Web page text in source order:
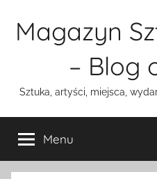
Magazyn
– Blog
Sztuka, artyści, miejsca,
Menu